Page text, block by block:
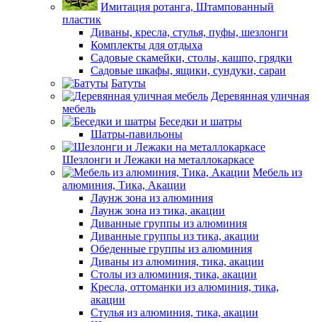
Имитация ротанга, Штампованный
пластик
Диваны, кресла, стулья, пуфы, шезлонги
Комплекты для отдыха
Садовые скамейки, столы, кашпо, грядки
Садовые шкафы, ящики, сундуки, сараи
Батуты
Деревянная уличная
мебель
Беседки и шатры
Шатры-павильоны
Шезлонги и Лежаки на металлокаркасе
Мебель из
алюминия, Тика, Акации
Лаунж зона из алюминия
Лаунж зона из тика, акации
Диванные группы из алюминия
Диванные группы из тика, акации
Обеденные группы из алюминия
Диваны из алюминия, тика, акации
Столы из алюминия, тика, акации
Кресла, оттоманки из алюминия, тика,
акации
Стулья из алюминия, тика, акации